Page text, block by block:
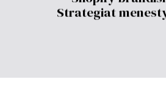
konsultti voi tuoda lisäarvoa
näkemyksiä, tunnistamalla